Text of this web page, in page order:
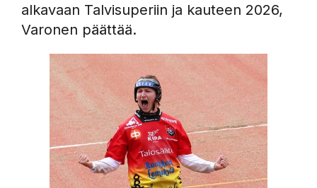
alkavaan Talvisuperiin ja kauteen 2026,
Varonen päättää.